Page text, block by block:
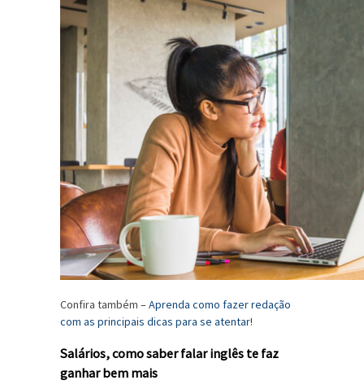
Confira também –Aprenda como fazer redação
com as principais dicas para se atentar!
Salários, como saber falar inglês te faz
ganhar bem mais